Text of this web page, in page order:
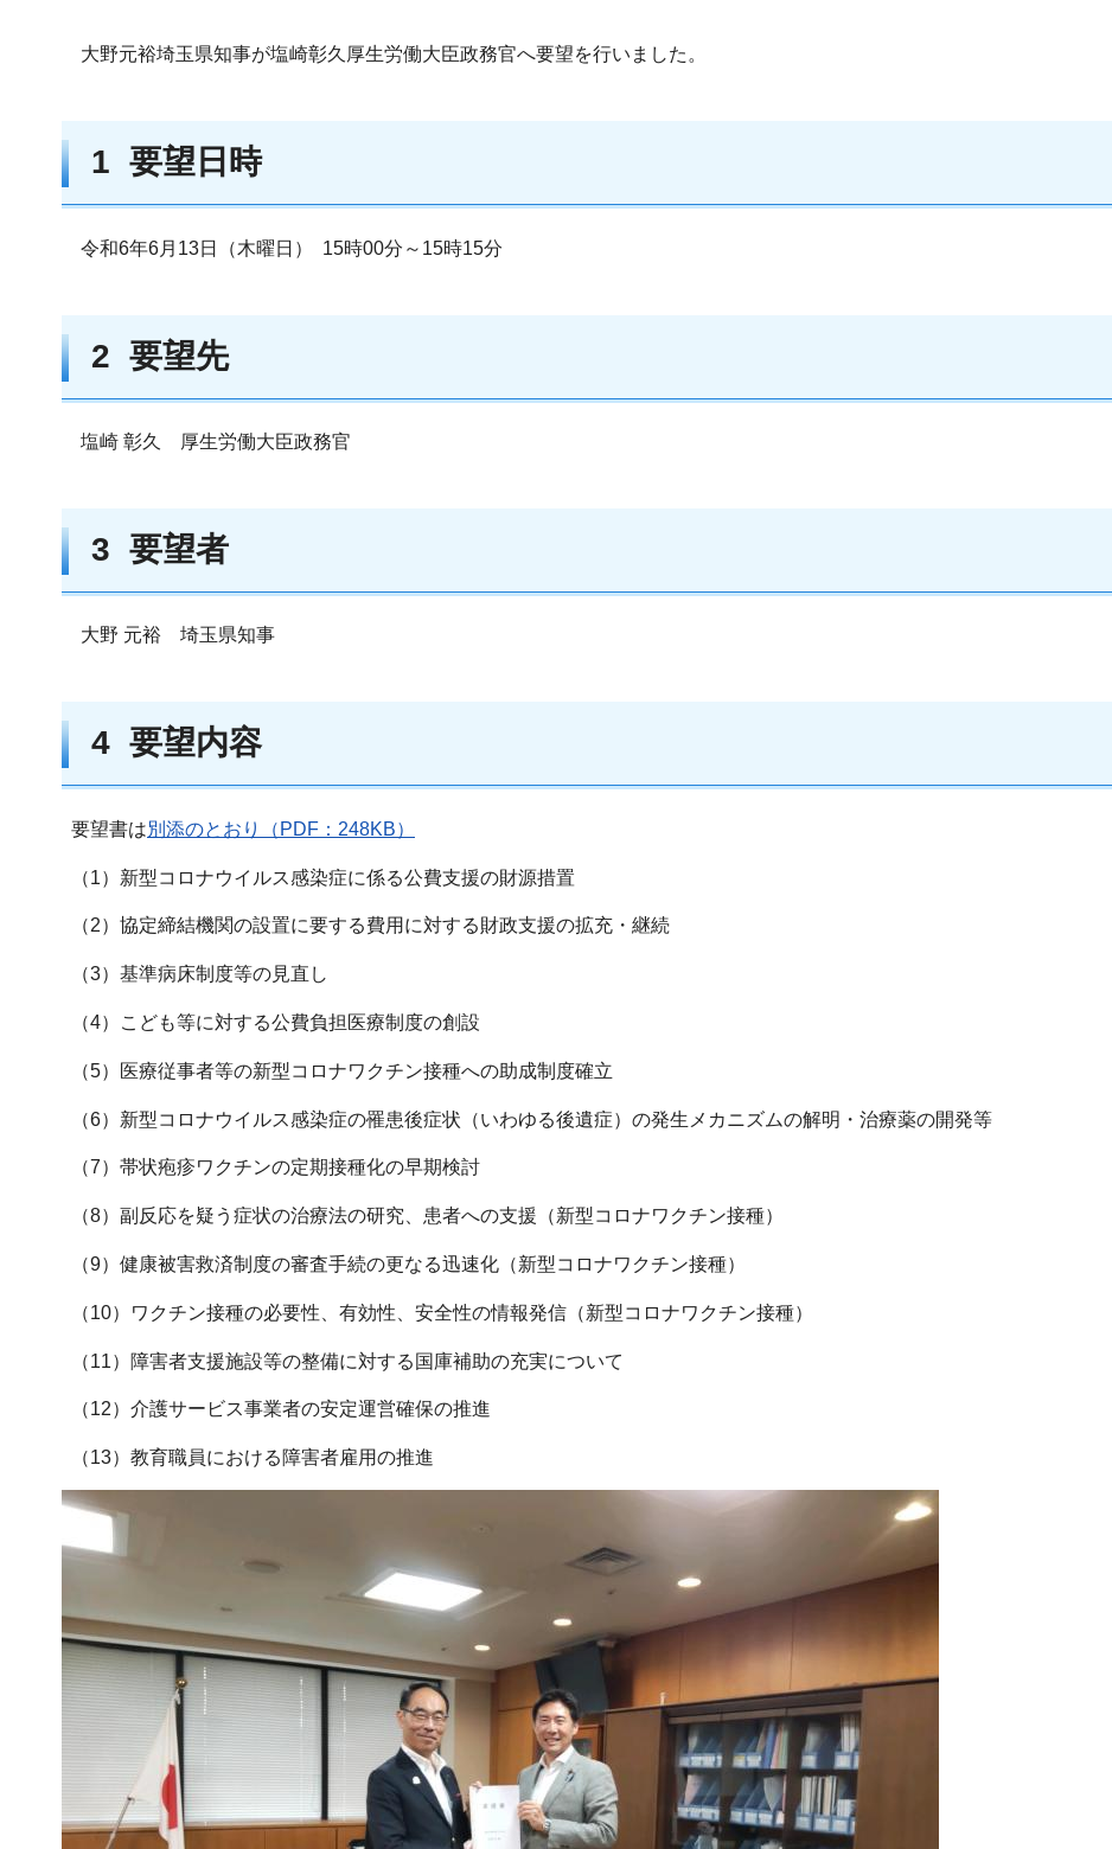
大野元裕埼玉県知事が塩崎彰久厚生労働大臣政務官へ要望を行いました。
1 要望日時
令和6年6月13日（木曜日） 15時00分～15時15分
2 要望先
塩崎 彰久 厚生労働大臣政務官
3 要望者
大野 元裕 埼玉県知事
4 要望内容
要望書は別添のとおり（PDF：248KB）
（1）新型コロナウイルス感染症に係る公費支援の財源措置
（2）協定締結機関の設置に要する費用に対する財政支援の拡充・継続
（3）基準病床制度等の見直し
（4）こども等に対する公費負担医療制度の創設
（5）医療従事者等の新型コロナワクチン接種への助成制度確立
（6）新型コロナウイルス感染症の罹患後症状（いわゆる後遺症）の発生メカニズムの解明・治療薬の開発等
（7）帯状疱疹ワクチンの定期接種化の早期検討
（8）副反応を疑う症状の治療法の研究、患者への支援（新型コロナワクチン接種）
（9）健康被害救済制度の審査手続の更なる迅速化（新型コロナワクチン接種）
（10）ワクチン接種の必要性、有効性、安全性の情報発信（新型コロナワクチン接種）
（11）障害者支援施設等の整備に対する国庫補助の充実について
（12）介護サービス事業者の安定運営確保の推進
（13）教育職員における障害者雇用の推進